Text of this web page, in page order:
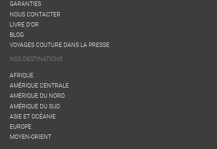
GARANTIES
NOUS CONTACTER
LIVRE D'OR
BLOG
VOYAGES COUTURE DANS LA PRESSE
NOS DESTINATIONS
AFRIQUE
AMÉRIQUE CENTRALE
AMÉRIQUE DU NORD
AMÉRIQUE DU SUD
ASIE ET OCÉANIE
EUROPE
MOYEN-ORIENT